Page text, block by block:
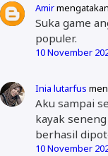
Amir
Suka game
populer.
10 November
Inia lutarfus
Aku sampai
kayak
berhasil
10 November